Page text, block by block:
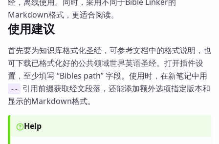
Markdown格式，更适合阅读。
使用建议
首先要为知识库格式化圣经，可参考文档中的格式说明，也
可下载已格式化好的公共领域世界英语圣经。打开插件设
置，至少填写 “Bibles path” 字段。使用时，在新笔记中用
--
引用前缀获取经文段落，还能添加额外选项指定版本和
显示的Markdown格式。
Help